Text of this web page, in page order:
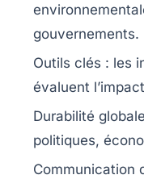
gouvernements.
Outils clés : les
évaluent
Durabilité globale
politiques,
Communication